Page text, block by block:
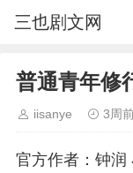
三也剧文网
普通青年修
iisanye 3周
官方作者：钟润